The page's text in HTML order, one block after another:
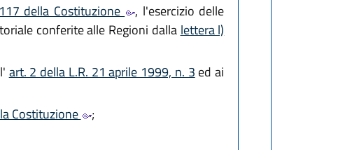
della Costituzione
, l'esercizio delle
conferite alle Regioni dalla lettera l)
art. 2 della L.R. 21 aprile 1999, n. 3 ed ai
Costituzione
;